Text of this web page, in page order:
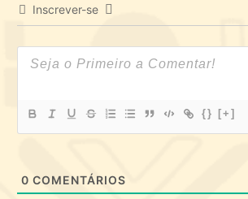
Inscrever-se
{} [+]
0 COMENTÁRIOS